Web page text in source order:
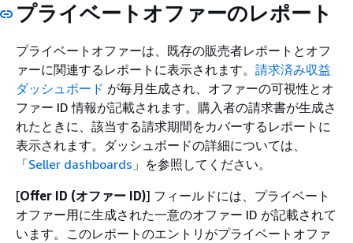
プライベートオファーのレポート
プライベートオファーは、既存の販売者レポートとオフ
ァーに関連するレポートに表示されます。 請求済み収益
ダッシュボード が毎月生成され、オファーの可視性とオ
ファー ID 情報が記載されます。購入者の請求書が生成さ
れたときに、該当する請求期間をカバーするレポートに
表示されます。ダッシュボードの詳細については、
「Seller dashboards 」を参照してください。
[Offer ID (オファー ID)] フィールドには、プライベート
オファー用に生成された一意のオファー ID が記載されて
います。このレポートのエントリがプライベートオファ